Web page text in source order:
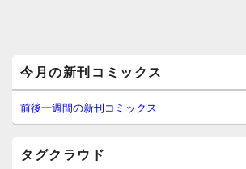
イ
ン
サ
イ
今月の新刊コミックス
前後一週間の新刊コミックス
タグクラウド